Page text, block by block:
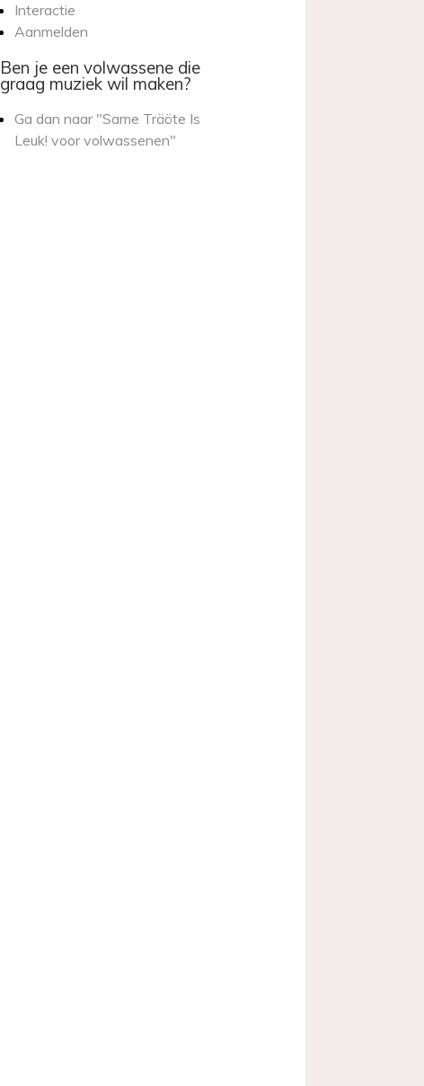
Interactie
Aanmelden
Ben je een volwassene die
graag muziek wil maken?
Ga dan naar "Same Träöte Is
Leuk! voor volwassenen"